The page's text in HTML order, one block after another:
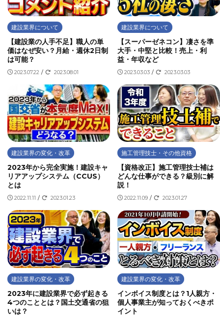
建設業界について
【建設業の人手不足】職人の単
価はなぜ安い？月給・週休2日制
は可能？
2023.07.22 / 2023.08.01
建設業界について
【スーパーゼネコン】凄さを準
大手・中堅と比較！売上・利
益・年収など
2023.03.03 / 2023.03.03
建設業界の変化・改革
2023年から完全実施！建設キャ
リアアップシステム（CCUS）
とは
2022.11.11 / 2023.01.23
施工管理技士・その他資格
【資格改正】施工管理技士補は
どんな仕事ができる？級別に解
説！
2022.11.09 / 2023.01.27
建設業界の変化・改革
2023年に建設業界で必ず起きる
4つのこととは？国土交通省の狙
いは？
建設業界の変化・改革
インボイス制度とは？1人親方・
個人事業主が知っておくべきポ
イント